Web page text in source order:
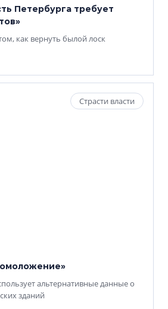
Петербурга требует
как вернуть былой лоск
Страсти власти
альтернативные данные о
зданий